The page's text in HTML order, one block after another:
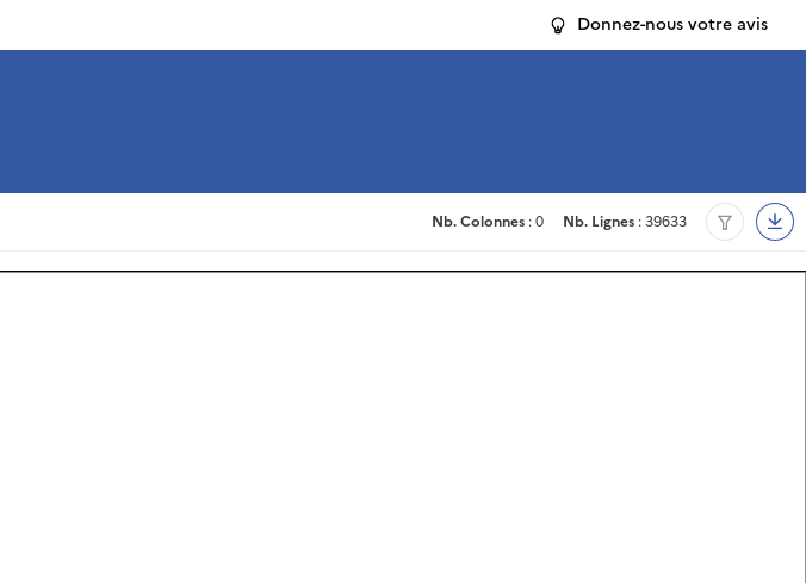
Donnez-nous votre avis
Nb. Colonnes : 0 Nb. Lignes : 39633